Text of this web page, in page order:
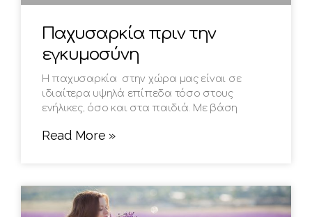
Παχυσαρκία πριν την
εγκυμοσύνη
Η παχυσαρκία στην χώρα μας είναι σε
ιδιαίτερα υψηλά επίπεδα τόσο στους
ενήλικες, όσο και στα παιδιά. Με βάση
Read More »